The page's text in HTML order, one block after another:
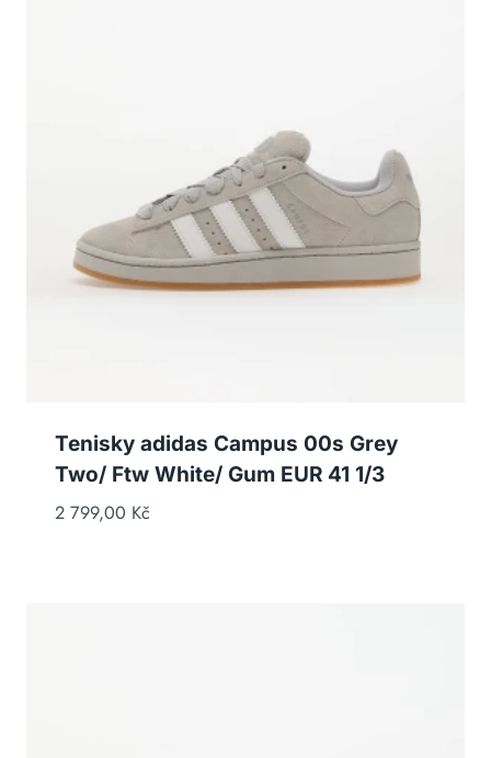
Tenisky adidas Campus 00s Grey
Two/ Ftw White/ Gum EUR 41 1/3
2 799,00 Kč